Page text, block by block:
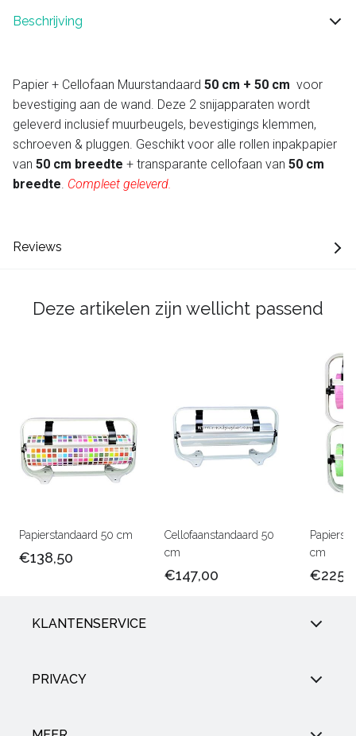
Beschrijving
Papier + Cellofaan Muurstandaard 50 cm + 50 cm voor
bevestiging aan de wand. Deze 2 snijapparaten wordt
geleverd inclusief muurbeugels, bevestigings klemmen,
schroeven & pluggen. Geschikt voor alle rollen inpakpapier
van 50 cm breedte + transparante cellofaan van 50 cm
breedte Compleet geleverd.
Reviews
Deze artikelen zijn wellicht passend
Papierstandaard 50 cm
€138,50
Cellofaanstandaard 50
cm
€147,00
cm
KLANTENSERVICE
PRIVACY